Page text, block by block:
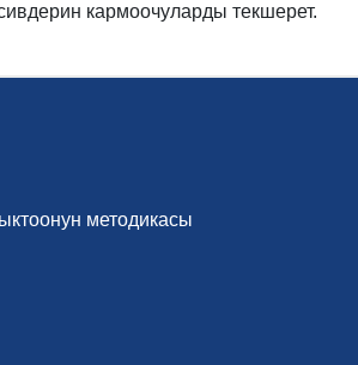
кармоочуларды текшерет.
методикасы